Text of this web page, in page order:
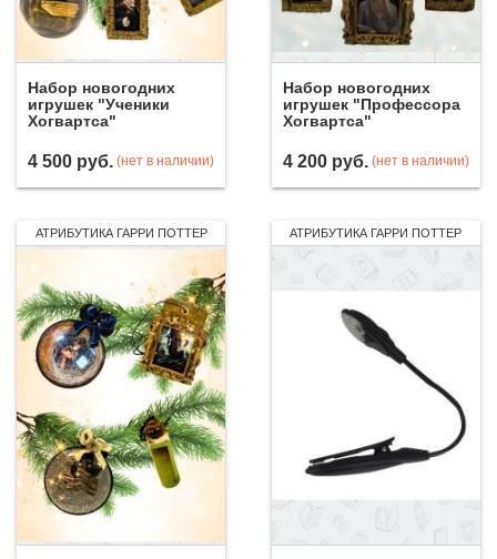
Набор новогодних
игрушек "Ученики
Хогвартса"
4 500 руб. (нет в наличии)
Набор новогодних
игрушек "Профессора
Хогвартса"
4 200 руб. (нет в наличии)
АТРИБУТИКА ГАРРИ ПОТТЕР АТРИБУТИКА ГАРРИ ПОТТЕР